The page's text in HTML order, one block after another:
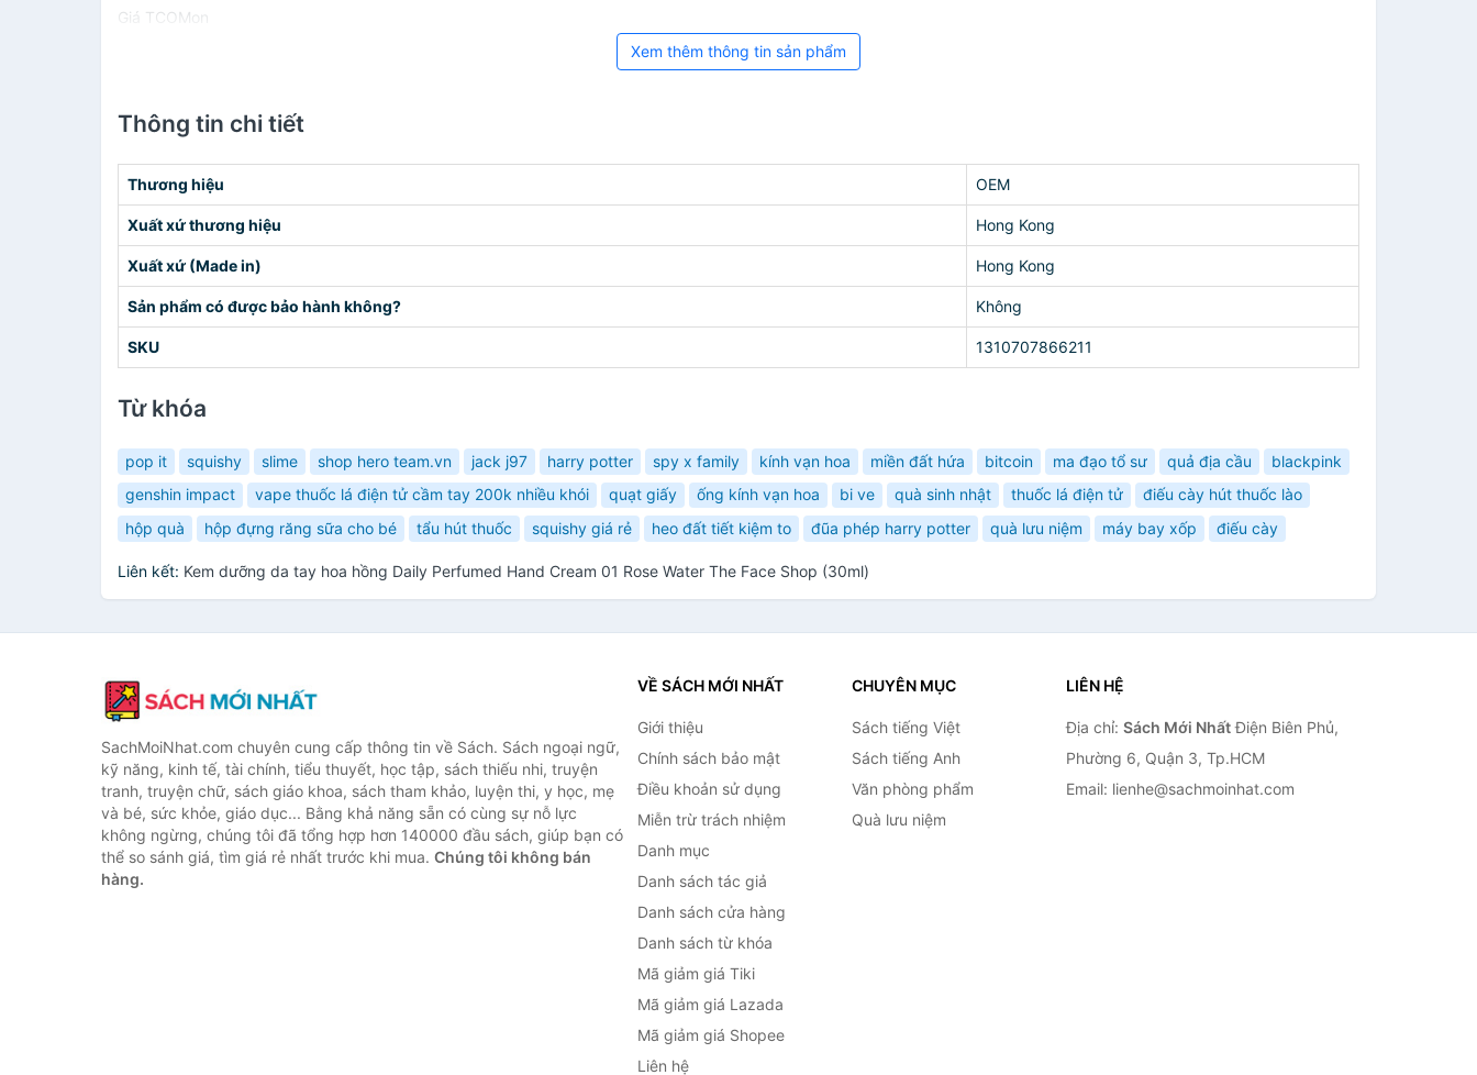
Giá TCOMon
Xem thêm thông tin sản phẩm
Thông tin chi tiết
Thương hiệu OEM
Xuất xứ thương hiệu Hong Kong
Xuất xứ (Made in) Hong Kong
Sản phẩm có được bảo hành không? Không
SKU 1310707866211
Từ khóa
pop it squishy slime shop hero team.vn jack j97 harry potter spy x family kính vạn hoa miền đất hứa bitcoin ma đạo tổ sư quả địa cầu
blackpink
genshin impact
vape thuốc lá điện tử cầm tay 200k nhiều khói quạt giấy ống kính vạn hoa bi ve quà sinh nhật thuốc lá điện tử
điếu cày hút thuốc lào
hộp quà
hộp đựng răng sữa cho bé tẩu hút thuốc squishy giá rẻ heo đất tiết kiệm to đũa phép harry potter quà lưu niệm máy bay xốp điếu cày
Liên kết: Kem dưỡng da tay hoa hồng Daily Perfumed Hand Cream 01 Rose Water The Face Shop (30ml)
SachMoiNhat.com chuyên cung cấp thông tin về Sách. Sách ngoại ngữ,
kỹ năng, kinh tế, tài chính, tiểu thuyết, học tập, sách thiếu nhi, truyện
tranh, truyện chữ, sách giáo khoa, sách tham khảo, luyện thi, y học, mẹ
và bé, sức khỏe, giáo dục... Bằng khả năng sẵn có cùng sự nỗ lực
không ngừng, chúng tôi đã tổng hợp hơn 140000 đầu sách, giúp bạn có
thể so sánh giá, tìm giá rẻ nhất trước khi mua. Chúng tôi không bán
hàng.
VỀ SÁCH MỚI NHẤT
Giới thiệu
Chính sách bảo mật
Điều khoản sử dụng
Miễn trừ trách nhiệm
Danh mục
Danh sách tác giả
Danh sách cửa hàng
Danh sách từ khóa
Mã giảm giá Tiki
Mã giảm giá Lazada
Mã giảm giá Shopee
Liên hệ
CHUYÊN MỤC
Sách tiếng Việt
Sách tiếng Anh
Văn phòng phẩm
Quà lưu niệm
LIÊN HỆ
Địa chỉ: Sách Mới NhấtĐiện Biên Phủ,
Phường 6, Quận 3, Tp.HCM
Email: lienhe@sachmoinhat.com